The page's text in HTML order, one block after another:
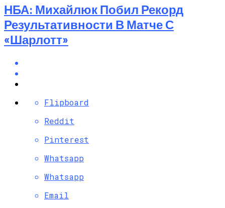
НБА: Михайлюк Побил Рекорд
Результативности В Матче С
«Шарлотт»
Flipboard
Reddit
Pinterest
Whatsapp
Whatsapp
Email